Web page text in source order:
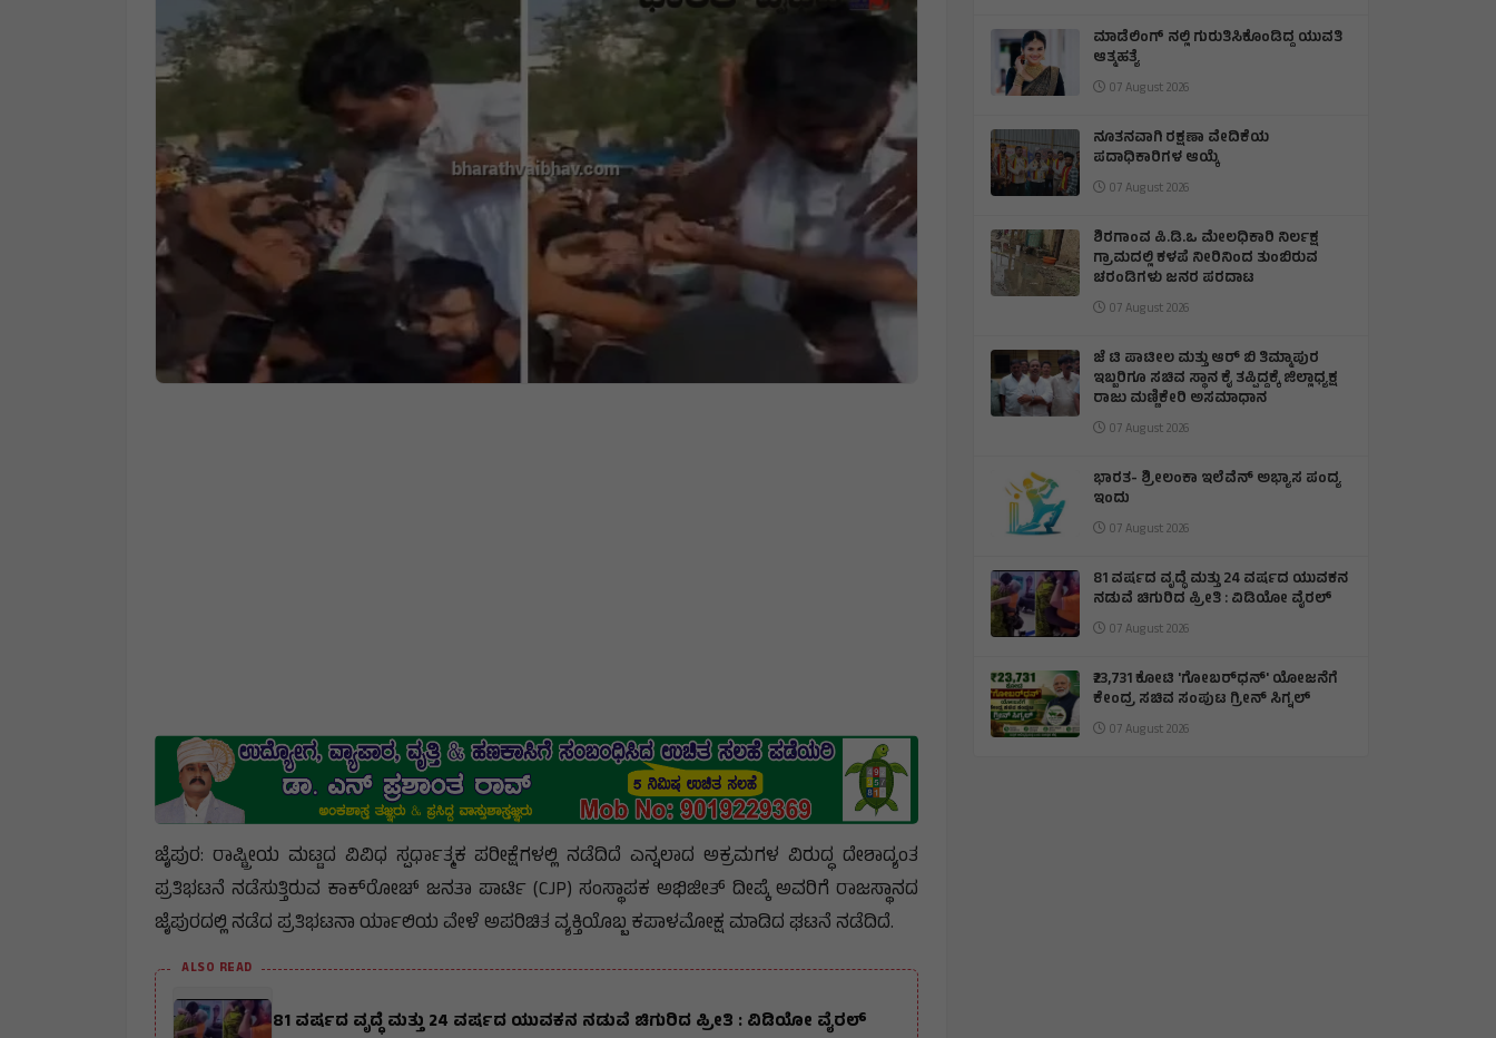
ಜೈಪುರ: ರಾಷ್ಟ್ರೀಯ ಮಟ್ಟದ ವಿವಿಧ ಸ್ಪರ್ಧಾತ್ಮಕ ಪರೀಕ್ಷೆಗಳಲ್ಲಿ ನಡೆದಿದೆ ಎನ್ನಲಾದ ಅಕ್ರಮಗಳ ವಿರುದ್ಧ ದೇಶಾದ್ಯಂತ
ಪ್ರತಿಭಟನೆ ನಡೆಸುತ್ತಿರುವ ಕಾಕ್‌ರೋಚ್ ಜನತಾ ಪಾರ್ಟಿ (CJP) ಸಂಸ್ಥಾಪಕ ಅಭಿಜೀತ್ ದೀಪ್ಕೆ ಅವರಿಗೆ ರಾಜಸ್ಥಾನದ
ಜೈಪುರದಲ್ಲಿ ನಡೆದ ಪ್ರತಿಭಟನಾ ರ್ಯಾಲಿಯ ವೇಳೆ ಅಪರಿಚಿತ ವ್ಯಕ್ತಿಯೊಬ್ಬ ಕಪಾಳಮೋಕ್ಷ ಮಾಡಿದ ಘಟನೆ ನಡೆದಿದೆ.
ALSO READ
81 ವರ್ಷದ ವೃದ್ಧೆ ಮತ್ತು 24 ವರ್ಷದ ಯುವಕನ ನಡುವೆ ಚಿಗುರಿದ ಪ್ರೀತಿ : ವಿಡಿಯೋ ವೈರಲ್
ಮಾಡೆಲಿಂಗ್ ನಲ್ಲಿ ಗುರುತಿಸಿಕೊಂಡಿದ್ದ ಯುವತಿ
ಆತ್ಮಹತ್ಯೆ
07 August 2026
ನೂತನವಾಗಿ ರಕ್ಷಣಾ ವೇದಿಕೆಯ
ಪದಾಧಿಕಾರಿಗಳ ಆಯ್ಕೆ
07 August 2026
ಶಿರಗಾoವ ಪಿ.ಡಿ.ಒ ಮೇಲಧಿಕಾರಿ ನಿರ್ಲಕ್ಷ
ಗ್ರಾಮದಲ್ಲಿ ಕಳಪೆ ನೀರಿನಿಂದ ತುಂಬಿರುವ
ಚರಂಡಿಗಳು ಜನರ ಪರದಾಟ
07 August 2026
ಜೆ ಟಿ ಪಾಟೀಲ ಮತ್ತು ಆರ್ ಬಿ ತಿಮ್ಮಾಪುರ
ಇಬ್ಬರಿಗೂ ಸಚಿವ ಸ್ಥಾನ ಕೈ ತಪ್ಪಿದ್ದಕ್ಕೆ ಜಿಲ್ಲಾಧ್ಯಕ್ಷ
ರಾಜು ಮಣ್ಣಿಕೇರಿ ಅಸಮಾಧಾನ
07 August 2026
ಭಾರತ- ಶ್ರೀಲಂಕಾ ಇಲೆವೆನ್ ಅಭ್ಯಾಸ ಪಂದ್ಯ
ಇಂದು
07 August 2026
81 ವರ್ಷದ ವೃದ್ಧೆ ಮತ್ತು 24 ವರ್ಷದ ಯುವಕನ
ನಡುವೆ ಚಿಗುರಿದ ಪ್ರೀತಿ : ವಿಡಿಯೋ ವೈರಲ್
07 August 2026
₹23,731 ಕೋಟಿ 'ಗೋಬರ್‌ಧನ್' ಯೋಜನೆಗೆ
ಕೇಂದ್ರ ಸಚಿವ ಸಂಪುಟ ಗ್ರೀನ್ ಸಿಗ್ನಲ್
07 August 2026